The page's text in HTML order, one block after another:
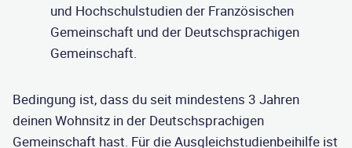
und Hochschulstudien der Französischen
Gemeinschaft und der Deutschsprachigen
Gemeinschaft.
Bedingung ist, dass du seit mindestens 3 Jahren
deinen Wohnsitz in der Deutschsprachigen
Gemeinschaft hast. Für die Ausgleichstudienbeihilfe ist